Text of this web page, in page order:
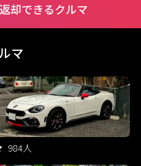
却できるクルマ
マ
984人